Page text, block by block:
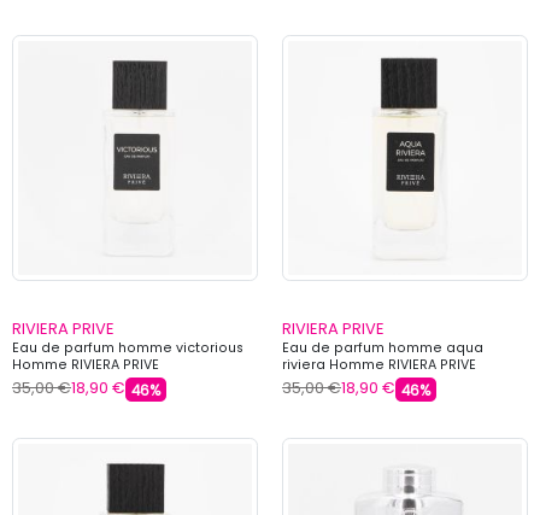
RIVIERA PRIVE
Eau de parfum homme victorious
Homme RIVIERA PRIVE
35,00 €18,90 € 46%
RIVIERA PRIVE
Eau de parfum homme aqua
riviera Homme RIVIERA PRIVE
35,00 €18,90 € 46%